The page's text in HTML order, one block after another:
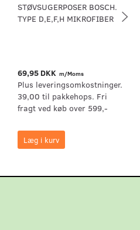
STØVSUGERPOSER BOSCH.
TYPE D,E,F,H MIKROFIBER
69,95 DKK m/Moms
Plus leveringsomkostninger.
39,00 til pakkehops. Fri
fragt ved køb over 599,-
Læg i kurv